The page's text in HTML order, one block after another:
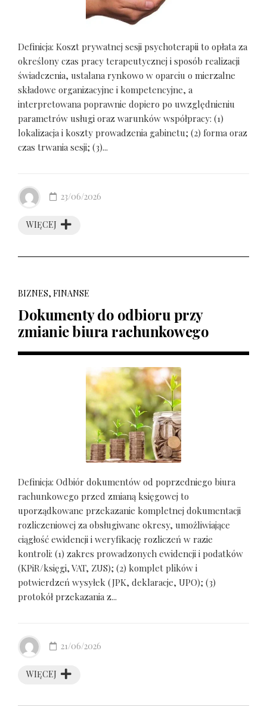
Definicja: Koszt prywatnej sesji psychoterapii to opłata za
określony czas pracy terapeutycznej i sposób realizacji
świadczenia, ustalana rynkowo w oparciu o mierzalne
składowe organizacyjne i kompetencyjne, a
interpretowana poprawnie dopiero po uwzględnieniu
parametrów usługi oraz warunków współpracy: (1)
lokalizacja i koszty prowadzenia gabinetu; (2) forma oraz
czas trwania sesji; (3)...
WIĘCEJ
23/06/2026
BIZNES, FINANSE
Dokumenty do odbioru przy
zmianie biura rachunkowego
Definicja: Odbiór dokumentów od poprzedniego biura
rachunkowego przed zmianą księgowej to
uporządkowane przekazanie kompletnej dokumentacji
rozliczeniowej za obsługiwane okresy, umożliwiające
ciągłość ewidencji i weryfikację rozliczeń w razie
kontroli: (1) zakres prowadzonych ewidencji i podatków
(KPiR/księgi, VAT, ZUS); (2) komplet plików i
potwierdzeń wysyłek (JPK, deklaracje, UPO); (3)
protokół przekazania z...
WIĘCEJ
21/06/2026